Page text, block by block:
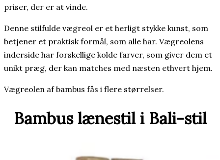
priser, der er at vinde.
Denne stilfulde vægreol er et herligt stykke kunst, som
betjener et praktisk formål, som alle har. Vægreolens
inderside har forskellige kolde farver, som giver dem et
unikt præg, der kan matches med næsten ethvert hjem.
Vægreolen af bambus fås i flere størrelser.
Bambus lænestil i Bali-stil